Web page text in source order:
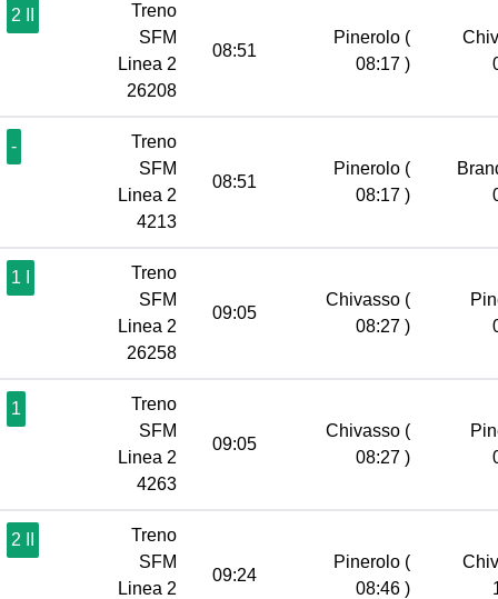
2 II
Treno
SFM
Linea 2
26208
08:51
Pinerolo (
08:17 )
-
Treno
SFM
Linea 2
4213
08:51
Pinerolo (
08:17 )
1 I
Treno
SFM
Linea 2
26258
09:05
Chivasso (
08:27 )
1
Treno
SFM
Linea 2
4263
09:05
Chivasso (
08:27 )
2 II
Treno
SFM
Linea 2
09:24
Pinerolo (
08:46 )